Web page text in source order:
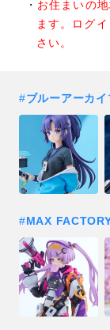
お住まいの
ます。ログ
さい。
#ブルーアーカ
#MAX